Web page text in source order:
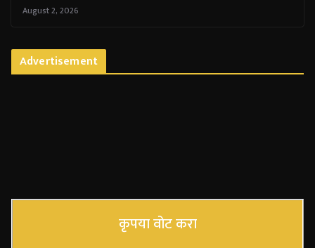
August 2, 2026
Advertisement
कृपया वोट करा